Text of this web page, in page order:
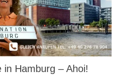
in Hamburg – Ahoi!